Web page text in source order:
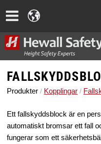
Produkter Kopplingar
Ett fallskyddsblock är en
automatiskt bromsar ett fall
fungerar som ett